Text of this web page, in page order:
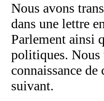
Nous avons
dans une lettre
Parlement ainsi
politiques. Nous
connaissance
suivant.